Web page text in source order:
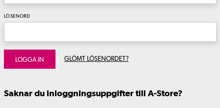
LÖSENORD
LOGGA IN GLÖMT LÖSENORDET?
Saknar du inloggningsuppgifter till A-Store?